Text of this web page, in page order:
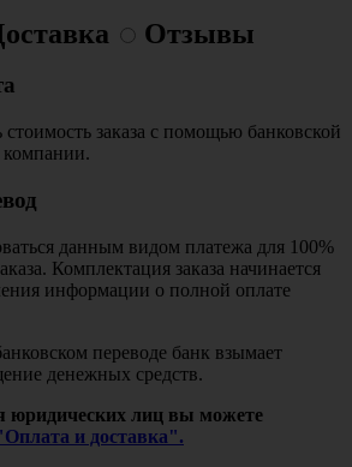
Отзывы
заказа с помощью банковской
данным видом платежа для 100%
Комплектация заказа начинается
информации о полной оплате
переводе банк взымает
денежных средств.
юридических лиц вы можете
и доставка".